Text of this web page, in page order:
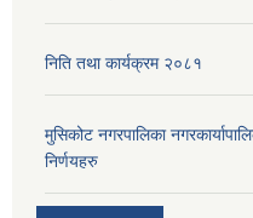
निति तथा कार्यक्रम २०८१
मुसिकोट नगरपालिका
निर्णयहरु